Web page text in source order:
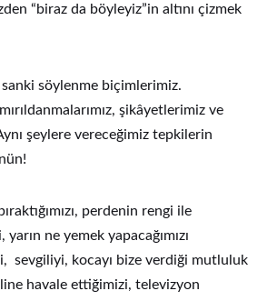
“biraz da böyleyiz”in altını çizmek
söylenme biçimlerimiz.
şikâyetlerimiz ve
Aynı şeylere vereceğimiz tepkilerin
perdenin rengi ile
ne yemek yapacağımızı
sevgiliyi, kocayı bize verdiği mutluluk
havale ettiğimizi, televizyon